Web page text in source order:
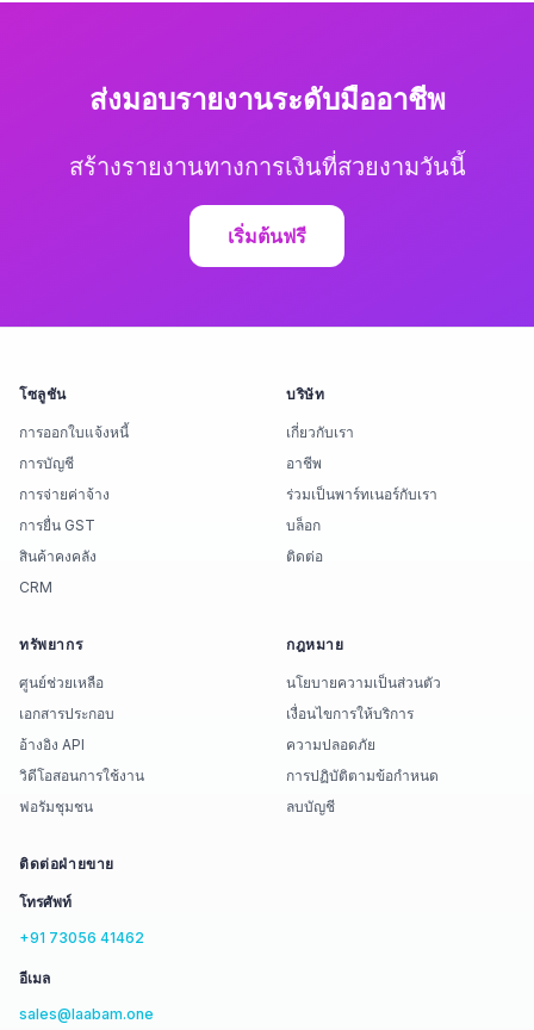
ส่งมอบรายงานระดับมืออาชีพ
สร้างรายงานทางการเงินที่สวยงามวันนี้
เริ่มต้นฟรี
โซลูชัน
การออกใบแจ้งหนี้
การบัญชี
การจ่ายค่าจ้าง
การยื่น GST
สินค้าคงคลัง
CRM
บริษัท
เกี่ยวกับเรา
อาชีพ
ร่วมเป็นพาร์ทเนอร์กับเรา
บล็อก
ติดต่อ
ทรัพยากร
ศูนย์ช่วยเหลือ
เอกสารประกอบ
อ้างอิง API
วิดีโอสอนการใช้งาน
ฟอรัมชุมชน
กฎหมาย
นโยบายความเป็นส่วนตัว
เงื่อนไขการให้บริการ
ความปลอดภัย
การปฏิบัติตามข้อกำหนด
ลบบัญชี
ติดต่อฝ่ายขาย
โทรศัพท์
+91 73056 41462
อีเมล
sales@laabam.one